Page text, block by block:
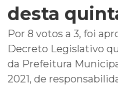
desta
Por 8 votos a 3, foi
Decreto Legislativo
da Prefeitura
2021, de